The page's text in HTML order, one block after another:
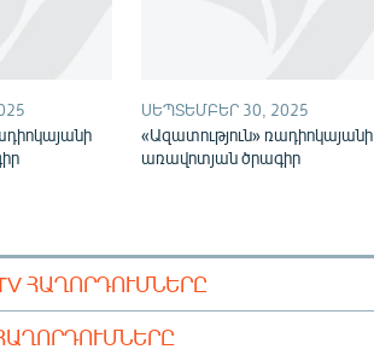
ՍԵՊՏԵՄԲԵՐ 30, 2025
«Ազատություն» ռադիոկայանի
առավոտյան ծրագիր
ՀԱՂՈՐԴՈՒՄՆԵՐԸ